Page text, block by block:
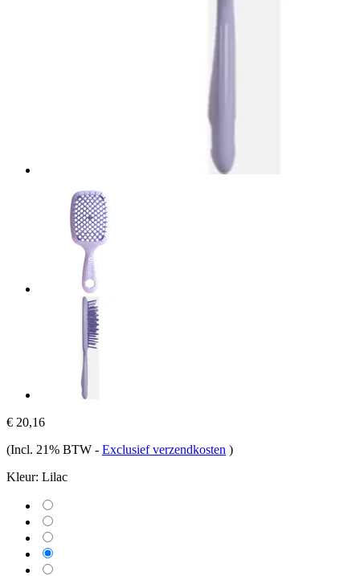
€ 20,16
(Incl. 21% BTW - Exclusief verzendkosten )
Kleur: Lilac